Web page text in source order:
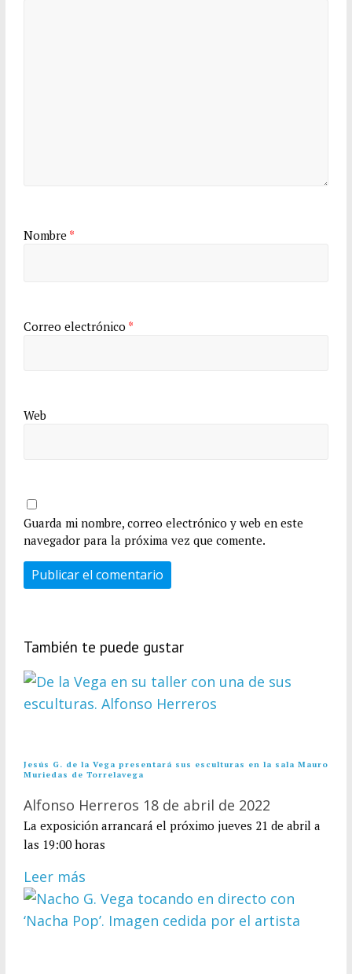
Nombre *
Correo electrónico *
Web
Guarda mi nombre, correo electrónico y web en este
navegador para la próxima vez que comente.
También te puede gustar
Jesús G. de la Vega presentará sus esculturas en la sala Mauro
Muriedas de Torrelavega
Alfonso Herreros 18 de abril de 2022
La exposición arrancará el próximo jueves 21 de abril a
las 19:00 horas
Leer más